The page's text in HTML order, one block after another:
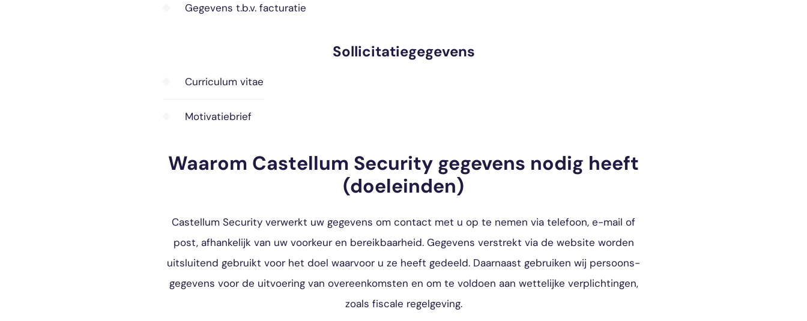
Gegevens t.b.v. facturatie
Sollicitatiegegevens
Curriculum vitae
Motivatiebrief
Waarom Castellum Security gegevens nodig heeft
(doeleinden)
Castellum Security verwerkt uw gegevens om contact met u op te nemen via telefoon, e-mail of
post, afhankelijk van uw voorkeur en bereikbaarheid. Gegevens verstrekt via de website worden
uitsluitend gebruikt voor het doel waarvoor u ze heeft gedeeld. Daarnaast gebruiken wij persoons-
gegevens voor de uitvoering van overeenkomsten en om te voldoen aan wettelijke verplichtingen,
zoals fiscale regelgeving.